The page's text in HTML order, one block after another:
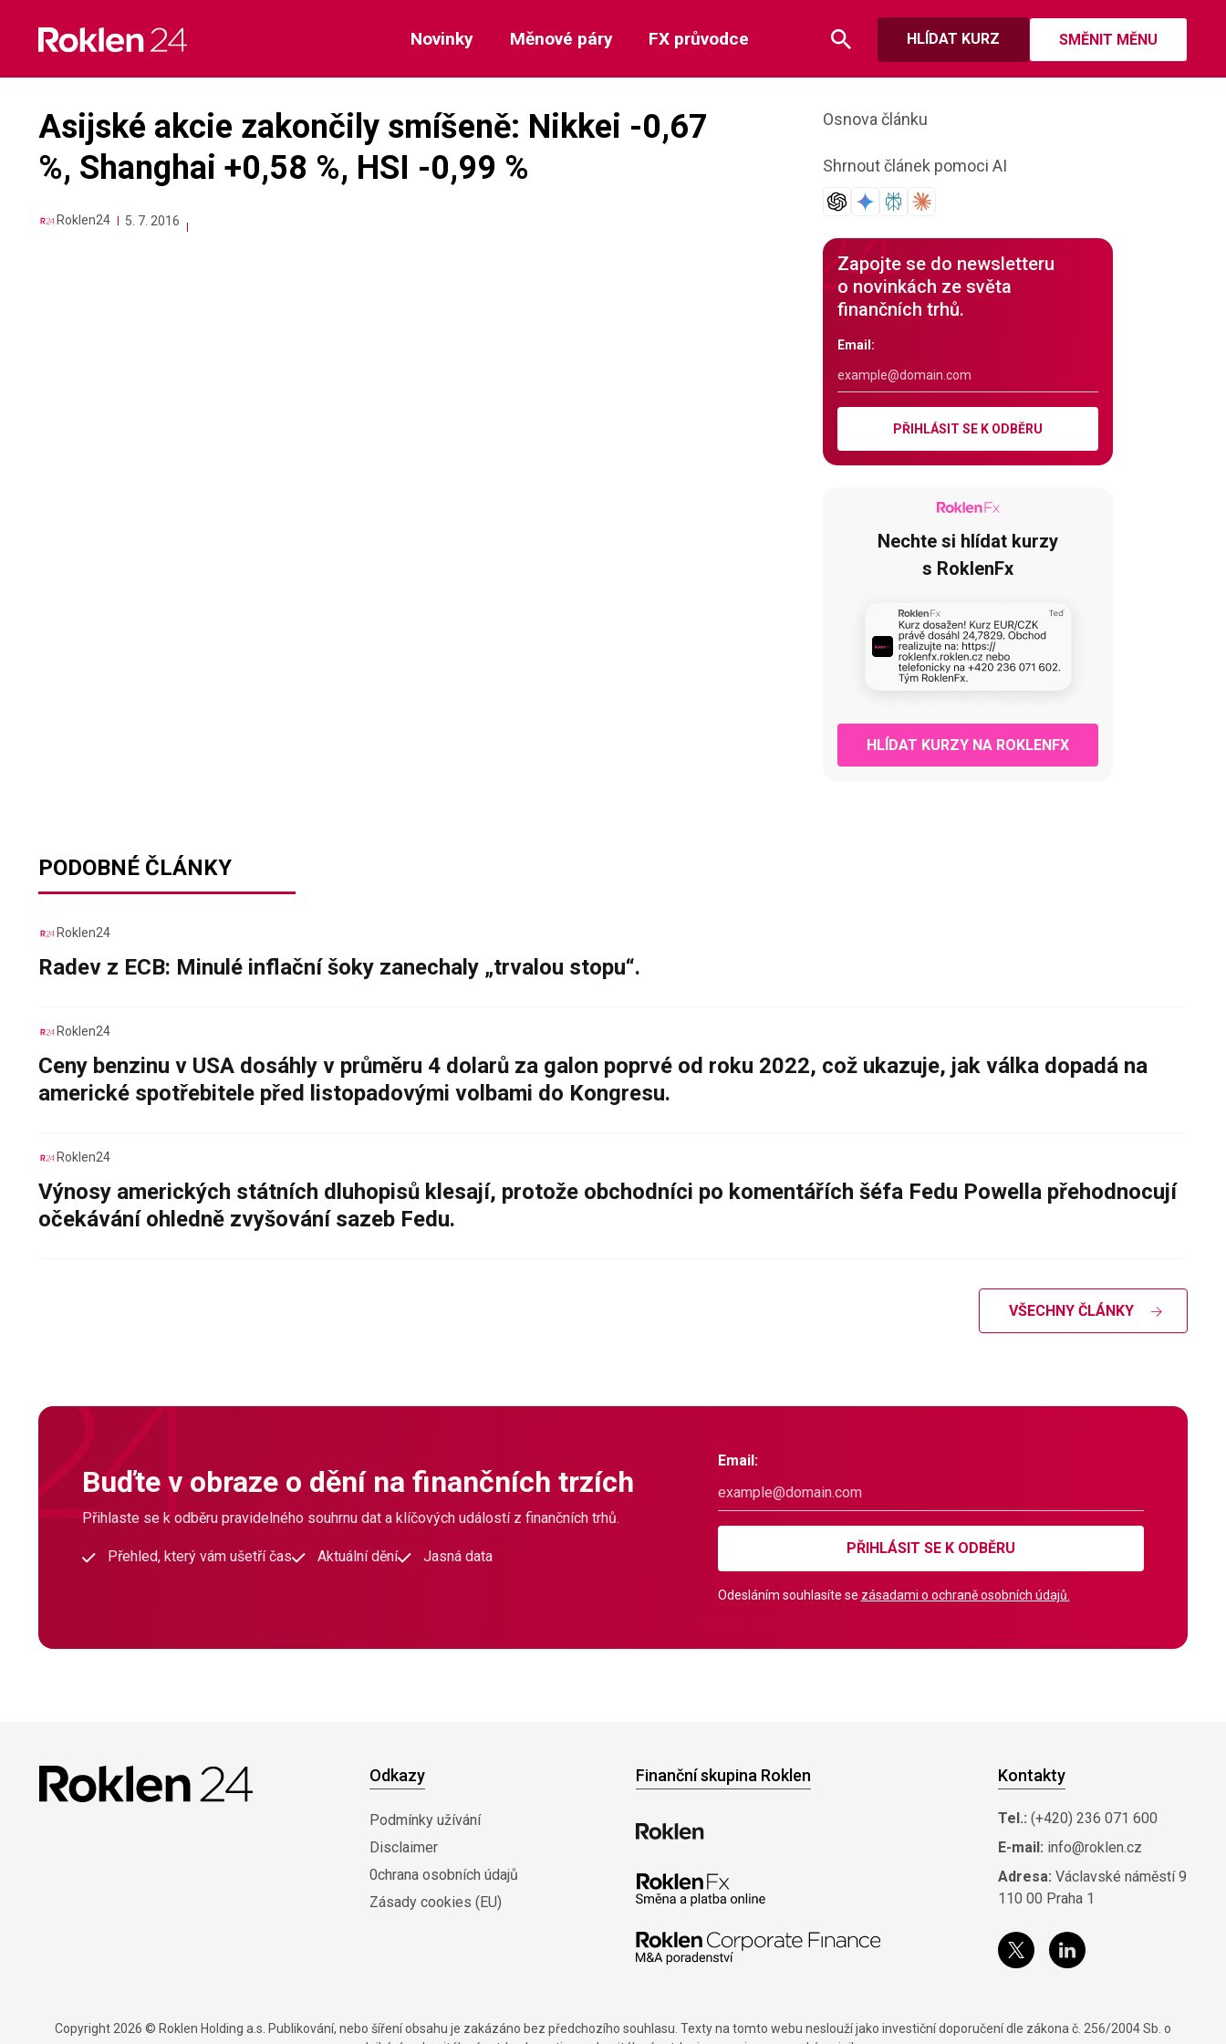
content
HLÍDAT KURZ SMĚNIT MĚNU
Novinky Měnové páry FX průvodce
Asijské akcie zakončily smíšeně: Nikkei -0,67
%, Shanghai +0,58 %, HSI -0,99 %
Roklen24 5. 7. 2016
Osnova článku
Shrnout článek pomoci AI
Zapojte se do newsletteru
o novinkách ze světa
finančních trhů.
Email:
PŘIHLÁSIT SE K ODBĚRU
Nechte si hlídat kurzy
s RoklenFx
HLÍDAT KURZY NA ROKLENFX
PODOBNÉ ČLÁNKY
Roklen24
Radev z ECB: Minulé inflační šoky zanechaly „trvalou stopu“.
Roklen24
Ceny benzinu v USA dosáhly v průměru 4 dolarů za galon poprvé od roku 2022, což ukazuje, jak válka dopadá na
americké spotřebitele před listopadovými volbami do Kongresu.
Roklen24
Výnosy amerických státních dluhopisů klesají, protože obchodníci po komentářích šéfa Fedu Powella přehodnocují
očekávání ohledně zvyšování sazeb Fedu.
VŠECHNY ČLÁNKY
Buďte v obraze o dění na finančních trzích
Přihlaste se k odběru pravidelného souhrnu dat a klíčových událostí z finančních trhů.
Přehled, který vám ušetří čas Aktuální dění Jasná data
Email:
PŘIHLÁSIT SE K ODBĚRU
Odesláním souhlasíte se zásadami o ochraně osobních údajů.
Odkazy
Podmínky užívání
Disclaimer
0chrana osobních údajů
Zásady cookies (EU)
Finanční skupina Roklen Kontakty
Tel.: (+420) 236 071 600
E-mail: info@roklen.cz
Adresa: Václavské náměstí 9
110 00 Praha 1
Copyright 2026 © Roklen Holding a.s. Publikování, nebo šíření obsahu je zakázáno bez předchozího souhlasu. Texty na tomto webu neslouží jako investiční doporučení dle zákona č. 256/2004 Sb. o